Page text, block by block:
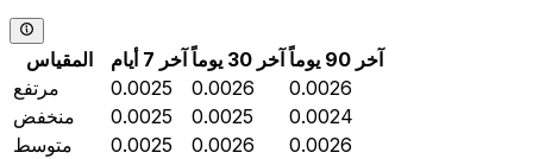
المقياس آخر 7 أيام آخر 30 يوماً
آخر 90 يوماً
مرتفع
0.0025 0.0026
0.0026
منخفض
0.0025 0.0025
0.0024
متوسط
0.0025 0.0026
0.0026